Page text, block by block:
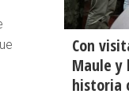
Con
Maule y
historia